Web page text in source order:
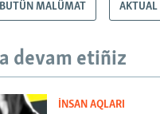
BUTÜN MALÜMAT AKTUAL
devam etiñiz
İNSAN AQLARI